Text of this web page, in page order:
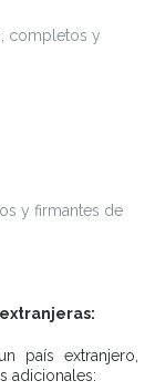
completos y
y firmantes de
país extranjero,
adicionales: